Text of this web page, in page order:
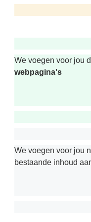
We voegen voor jou
webpagina's
We voegen voor jou
bestaande inhoud